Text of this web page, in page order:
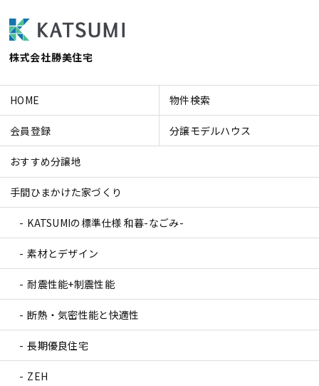
株式会社勝美住宅
HOME 物件検索
会員登録 分譲モデルハウス
おすすめ分譲地
手間ひまかけた家づくり
KATSUMIの標準仕様 和暮-なごみ-
素材とデザイン
耐震性能+制震性能
断熱・気密性能と快適性
長期優良住宅
ZEH